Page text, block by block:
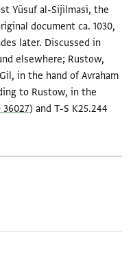
Yūsuf al-Sijilmasi, the
document ca. 1030,
later. Discussed in
elsewhere; Rustow,
in the hand of Avraham
to Rustow, in the
36027) and T-S K25.244